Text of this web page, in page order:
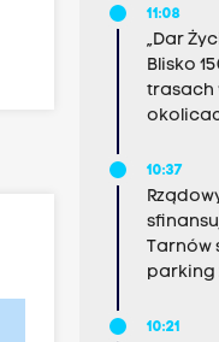
11:08
„Dar
Blisko
trasach
10:37
Tarnów
parking
10:21